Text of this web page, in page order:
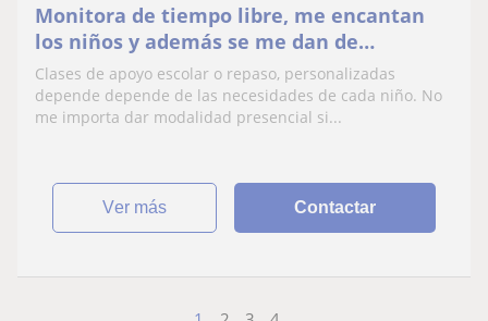
Monitora de tiempo libre, me encantan
los niños y además se me dan de
maravilla! Disfruto con ellos y ello
conmigo.
Clases de apoyo escolar o repaso, personalizadas
depende depende de las necesidades de cada niño. No
me importa dar modalidad presencial si...
ver más Contactar